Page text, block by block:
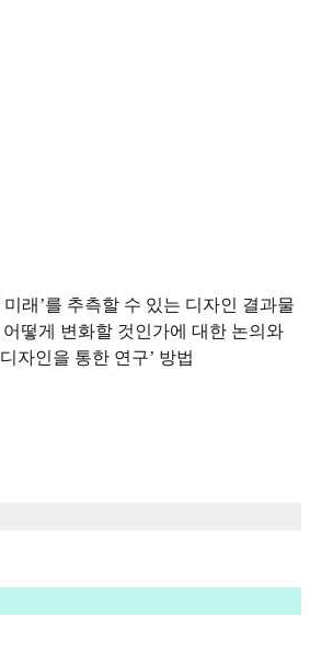
래’를 추측할 수 있는 디자인 결과물
떻게 변화할 것인가에 대한 논의와
자인을 통한 연구’ 방법